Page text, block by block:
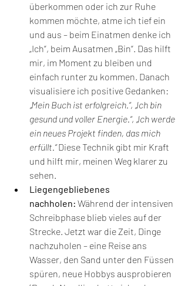
überkommen oder ich zur Ruhe
kommen möchte, atme ich tief ein
und aus – beim Einatmen denke ich
„Ich“, beim Ausatmen „Bin“. Das hilft
mir, im Moment zu bleiben und
einfach runter zu kommen. Danach
visualisiere ich positive Gedanken:
„Mein Buch ist erfolgreich.“, „Ich bin
gesund und voller Energie.“, „Ich werde
ein neues Projekt finden, das mich
erfüllt.“ Diese Technik gibt mir Kraft
und hilft mir, meinen Weg klarer zu
sehen.
Liegengebliebenes
nachholen: Während der intensiven
Schreibphase blieb vieles auf der
Strecke. Jetzt war die Zeit, Dinge
nachzuholen – eine Reise ans
Wasser, den Sand unter den Füssen
spüren, neue Hobbys ausprobieren